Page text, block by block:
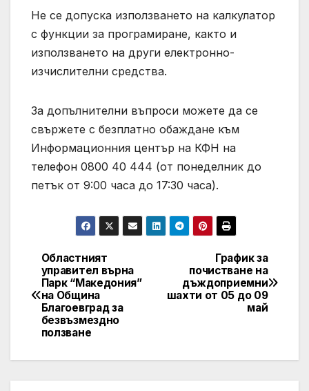
Не се допуска използването на калкулатор
с функции за програмиране, както и
използването на други електронно-
изчислителни средства.
За допълнителни въпроси можете да се
свържете с безплатно обаждане към
Информационния център на КФН на
телефон 0800 40 444 (от понеделник до
петък от 9:00 часа до 17:30 часа).
Post
navigation
График за
почистване на
дъждоприемни
шахти от 05 до 09
май
Областният
управител върна
Парк “Македония”
на Община
Благоевград за
безвъзмездно
ползване